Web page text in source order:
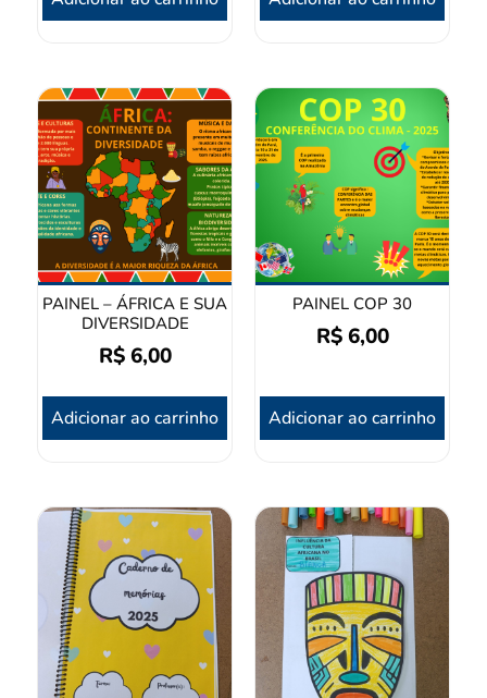
PAINEL – ÁFRICA E SUA
DIVERSIDADE
R$6,00
Adicionar ao carrinho
PAINEL COP 30
R$6,00
Adicionar ao carrinho